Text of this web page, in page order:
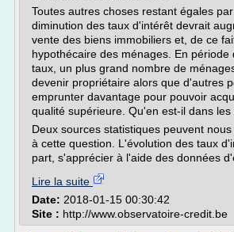
Toutes autres choses restant égales
diminution des taux d'intérêt devrait
vente des biens immobiliers et, de ce
hypothécaire des ménages. En période
taux, un plus grand nombre de
devenir propriétaire alors que d'autres
emprunter davantage pour pouvoir
qualité supérieure. Qu'en est-il dans les
Deux sources statistiques peuvent
à cette question. L'évolution des taux
part, s'apprécier à l'aide des données
Lire la suite
Date: 2018-01-15 00:30:42
Site : http://www.observatoire-credit.be